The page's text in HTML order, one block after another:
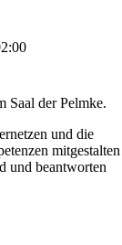
Saal der Pelmke.
und die
mitgestalten
und beantworten